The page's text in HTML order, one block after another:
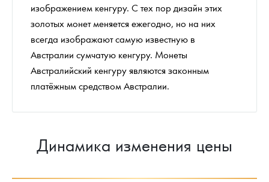
изображением кенгуру. С тех пор дизайн этих
золотых монет меняется ежегодно, но на них
всегда изображают самую известную в
Австралии сумчатую кенгуру. Монеты
Австралийский кенгуру являются законным
платёжным средством Австралии.
Динамика изменения цены